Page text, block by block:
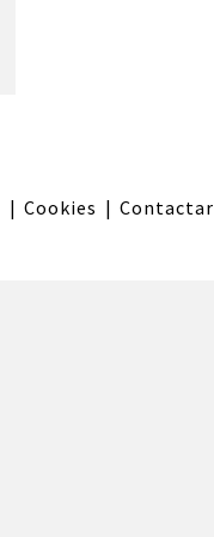
| Cookies | Contactar